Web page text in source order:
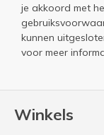
Winkels
je akkoord met
kunnen
voor meer